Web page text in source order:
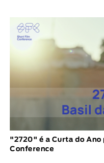
"2720" é a Curta do Ano
Conference